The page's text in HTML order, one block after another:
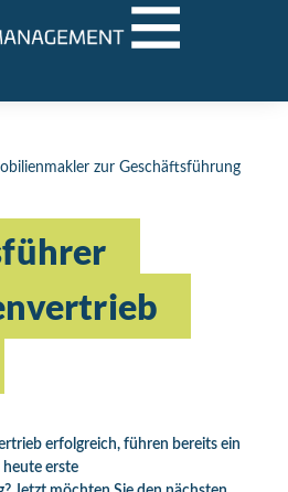
zur Geschäftsführung
erfolgreich, führen bereits ein
heute erste